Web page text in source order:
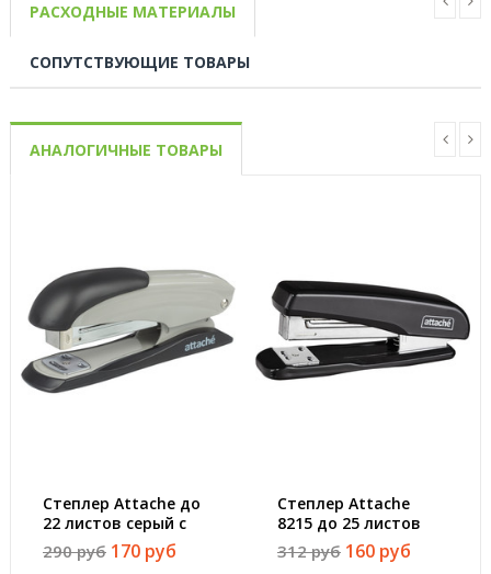
РАСХОДНЫЕ МАТЕРИАЛЫ
СОПУТСТВУЮЩИЕ ТОВАРЫ
АНАЛОГИЧНЫЕ ТОВАРЫ
Степлер Attache до
22 листов серый с
черным
290 руб 170 руб
Степлер Attache
8215 до 25 листов
черный (скобы №
24/6, 26/6)
312 руб 160 руб